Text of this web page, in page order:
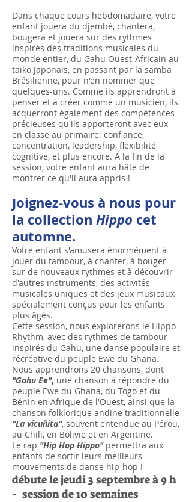
Dans chaque cours hebdomadaire, votre
enfant jouera du djembé, chantera,
bougera et jouera sur des rythmes
inspirés des traditions musicales du
monde entier, du Gahu Ouest-Africain au
taiko Japonais, en passant par la samba
Brésilienne, pour n'en nommer que
quelques-uns. Comme ils apprendront à
penser et à créer comme un musicien, ils
acquerront également des compétences
précieuses qu'ils apporteront avec eux
en classe au primaire: confiance,
concentration, leadership, flexibilité
cognitive, et plus encore. A la fin de la
session, votre enfant aura hâte de
montrer ce qu'il aura appris !
Joignez-vous à nous pour
la collection Hippo cet
automne.
Votre enfant s'amusera énormément à
jouer du tambour, à chanter, à bouger
sur de nouveaux rythmes et à découvrir
d'autres instruments, des activités
musicales uniques et des jeux musicaux
spécialement conçus pour les enfants
plus âgés.
Cette session, nous explorerons le Hippo
Rhythm, avec des rythmes de tambour
inspirés du Gahu, une danse populaire et
récréative du peuple Ewe du Ghana.
Nous apprendrons 20 chansons, dont
"Gahu Ee", une chanson à répondre du
peuple Ewe du Ghana, du Togo et du
Bénin en Afrique de l'Ouest, ainsi que la
chanson folklorique andine traditionnelle
"La vicuñita", souvent entendue au Pérou,
au Chili, en Bolivie et en Argentine.
Le rap "Hip Hop Hippo"permettra aux
enfants de sortir leurs meilleurs
mouvements de danse hip-hop !
débute le jeudi 3 septembre à9 h
- session de 10 semaines